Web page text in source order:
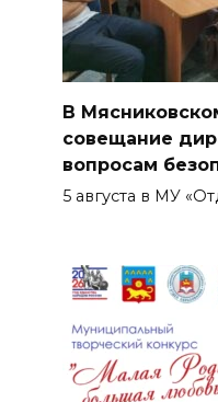
В
совещание
вопросам
5 августа в МУ